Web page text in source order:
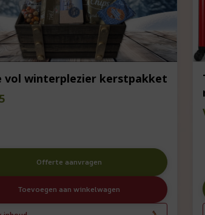
vol winterplezier kerstpakket
Offerte aanvragen
Toevoegen aan winkelwagen